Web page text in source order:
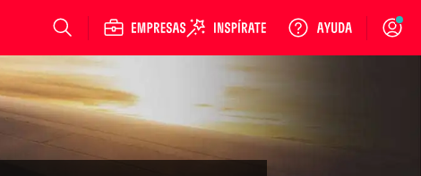
Login